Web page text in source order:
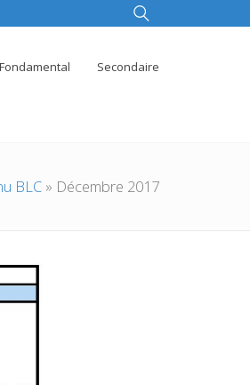
Fondamental Secondaire
BLC » Décembre 2017